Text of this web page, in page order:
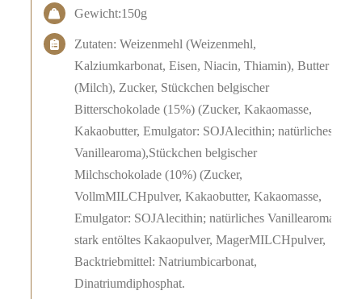
Gewicht:150g
Zutaten: Weizenmehl (Weizenmehl,
Kalziumkarbonat, Eisen, Niacin, Thiamin), Butter
(Milch), Zucker, Stückchen belgischer
Bitterschokolade (15%) (Zucker, Kakaomasse,
Kakaobutter, Emulgator: SOJAlecithin; natürliches
Vanillearoma),Stückchen belgischer
Milchschokolade (10%) (Zucker,
VollmMILCHpulver, Kakaobutter, Kakaomasse,
Emulgator: SOJAlecithin; natürliches Vanillearoma),
stark entöltes Kakaopulver, MagerMILCHpulver,
Backtriebmittel: Natriumbicarbonat,
Dinatriumdiphosphat.